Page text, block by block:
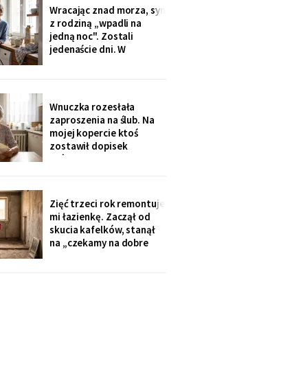
poleconego. Pani
notariusz spytała, czy na
pewno. Jestem pewna od
Wigilii, odkąd jem
świąteczną kolację w
Wracając znad morza, syn
z rodziną „wpadli na
jedną noc". Zostali
jedenaście dni. W
wrzuciłam nasze rzeczy,
odbierzemy wyprane w
środę. Buziaki".
Wnuczka rozesłała
zaproszenia na ślub. Na
mojej kopercie ktoś
zostawił dopisek
ołówkiem, chyba nie dla
przy cioci Loli, daleko od
mikrofonu, bo lubi
gadać".
Zięć trzeci rok remontuje
mi łazienkę. Zaczął od
skucia kafelków, stanął
na „czekamy na dobre